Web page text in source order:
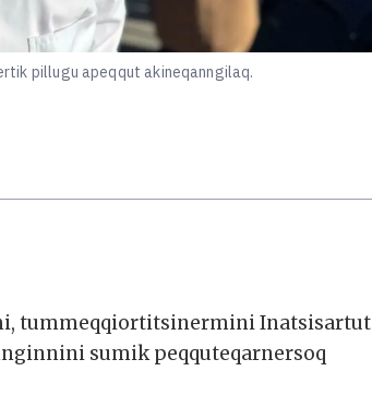
pillugu apeqqut akineqanngilaq.
tummeqqiortitsinermini Inatsisartut
sumik peqquteqarnersoq